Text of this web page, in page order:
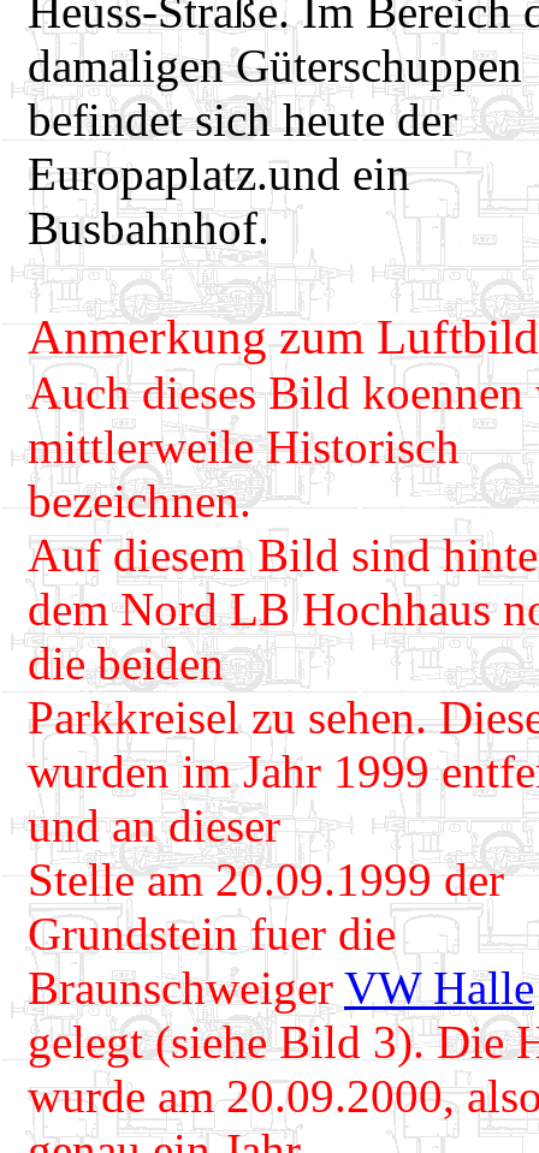
Heuss-Straße. Im Bereich
damaligen Güterschuppen
befindet sich heute der
Europaplatz.und ein
Busbahnhof.
Anmerkung zum
Auch dieses Bild
mittlerweile Historisch
bezeichnen.
Auf diesem Bild sind
dem Nord LB Hochhaus
die beiden
Parkkreisel zu sehen.
wurden im Jahr 1999
und an dieser
Stelle am 20.09.1999 der
Grundstein fuer die
Braunschweiger VW Halle
gelegt (siehe Bild 3). Die
wurde am 20.09.2000,